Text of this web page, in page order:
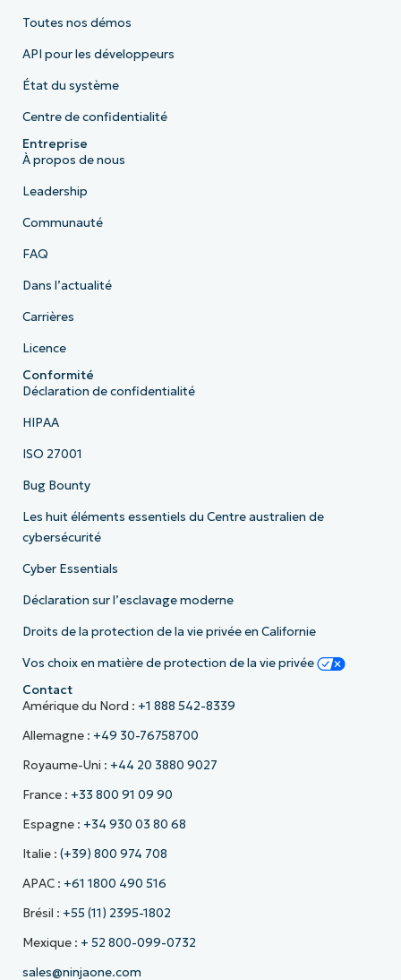
Toutes nos démos
API pour les développeurs
État du système
Centre de confidentialité
Entreprise
À propos de nous
Leadership
Communauté
FAQ
Dans l’actualité
Carrières
Licence
Conformité
Déclaration de confidentialité
HIPAA
ISO 27001
Bug Bounty
Les huit éléments essentiels du Centre australien de
cybersécurité
Cyber Essentials
Déclaration sur l’esclavage moderne
Droits de la protection de la vie privée en Californie
Vos choix en matière de protection de la vie privée
Contact
Amérique du Nord : +1 888 542-8339
Allemagne : +49 30-76758700
Royaume-Uni : +44 20 3880 9027
France : +33 800 91 09 90
Espagne : +34 930 03 80 68
Italie : (+39) 800 974 708
APAC : +61 1800 490 516
Brésil : +55 (11) 2395-1802
Mexique : + 52 800-099-0732
sales@ninjaone.com